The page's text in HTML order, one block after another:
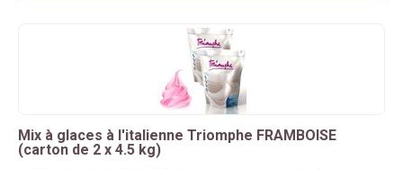
Mix à glaces à l'italienne Triomphe FRAMBOISE
(carton de 2 x 4.5 kg)